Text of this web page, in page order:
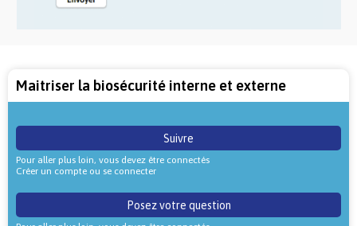
Maitriser la biosécurité interne et externe
Suivre
Pour aller plus loin, vous devez être connectés
Créer un compte ou se connecter
Posez votre question